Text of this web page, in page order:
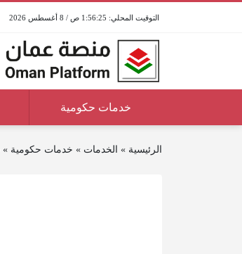
1:56:25 ص / 8 أغسطس 2026
خدمات حكومية
الرئيسية » الخدمات » خدمات حكومية »